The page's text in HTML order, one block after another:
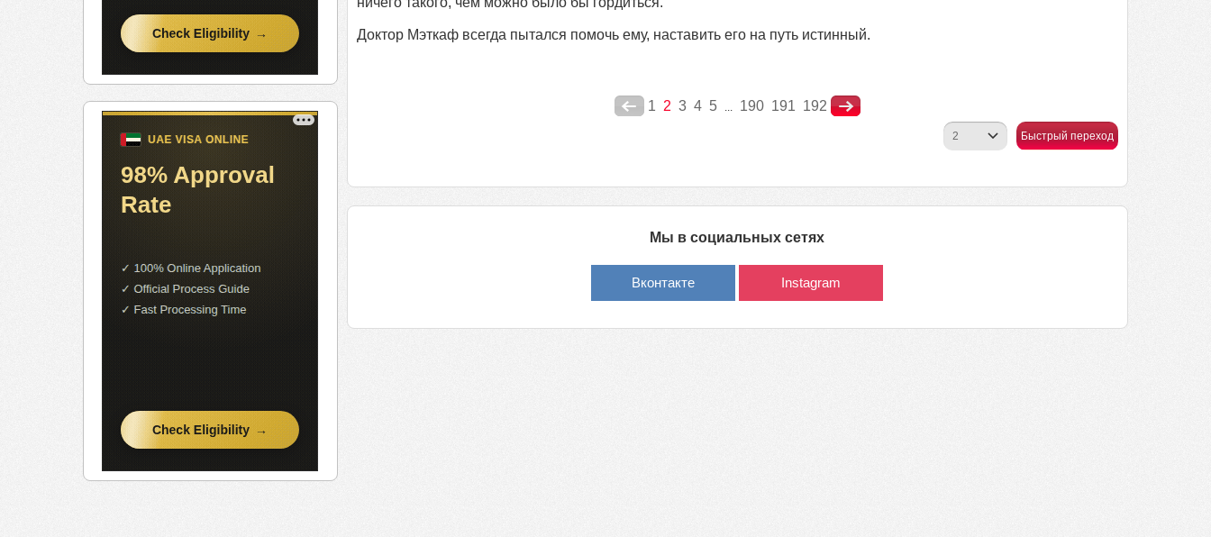
Доктор Мэткаф всегда пытался помочь ему, наставить его на путь истинный.
1 2 3 4 5 ... 190 191 192
Быстрый переход
Мы в социальных сетях
Вконтакте Instagram